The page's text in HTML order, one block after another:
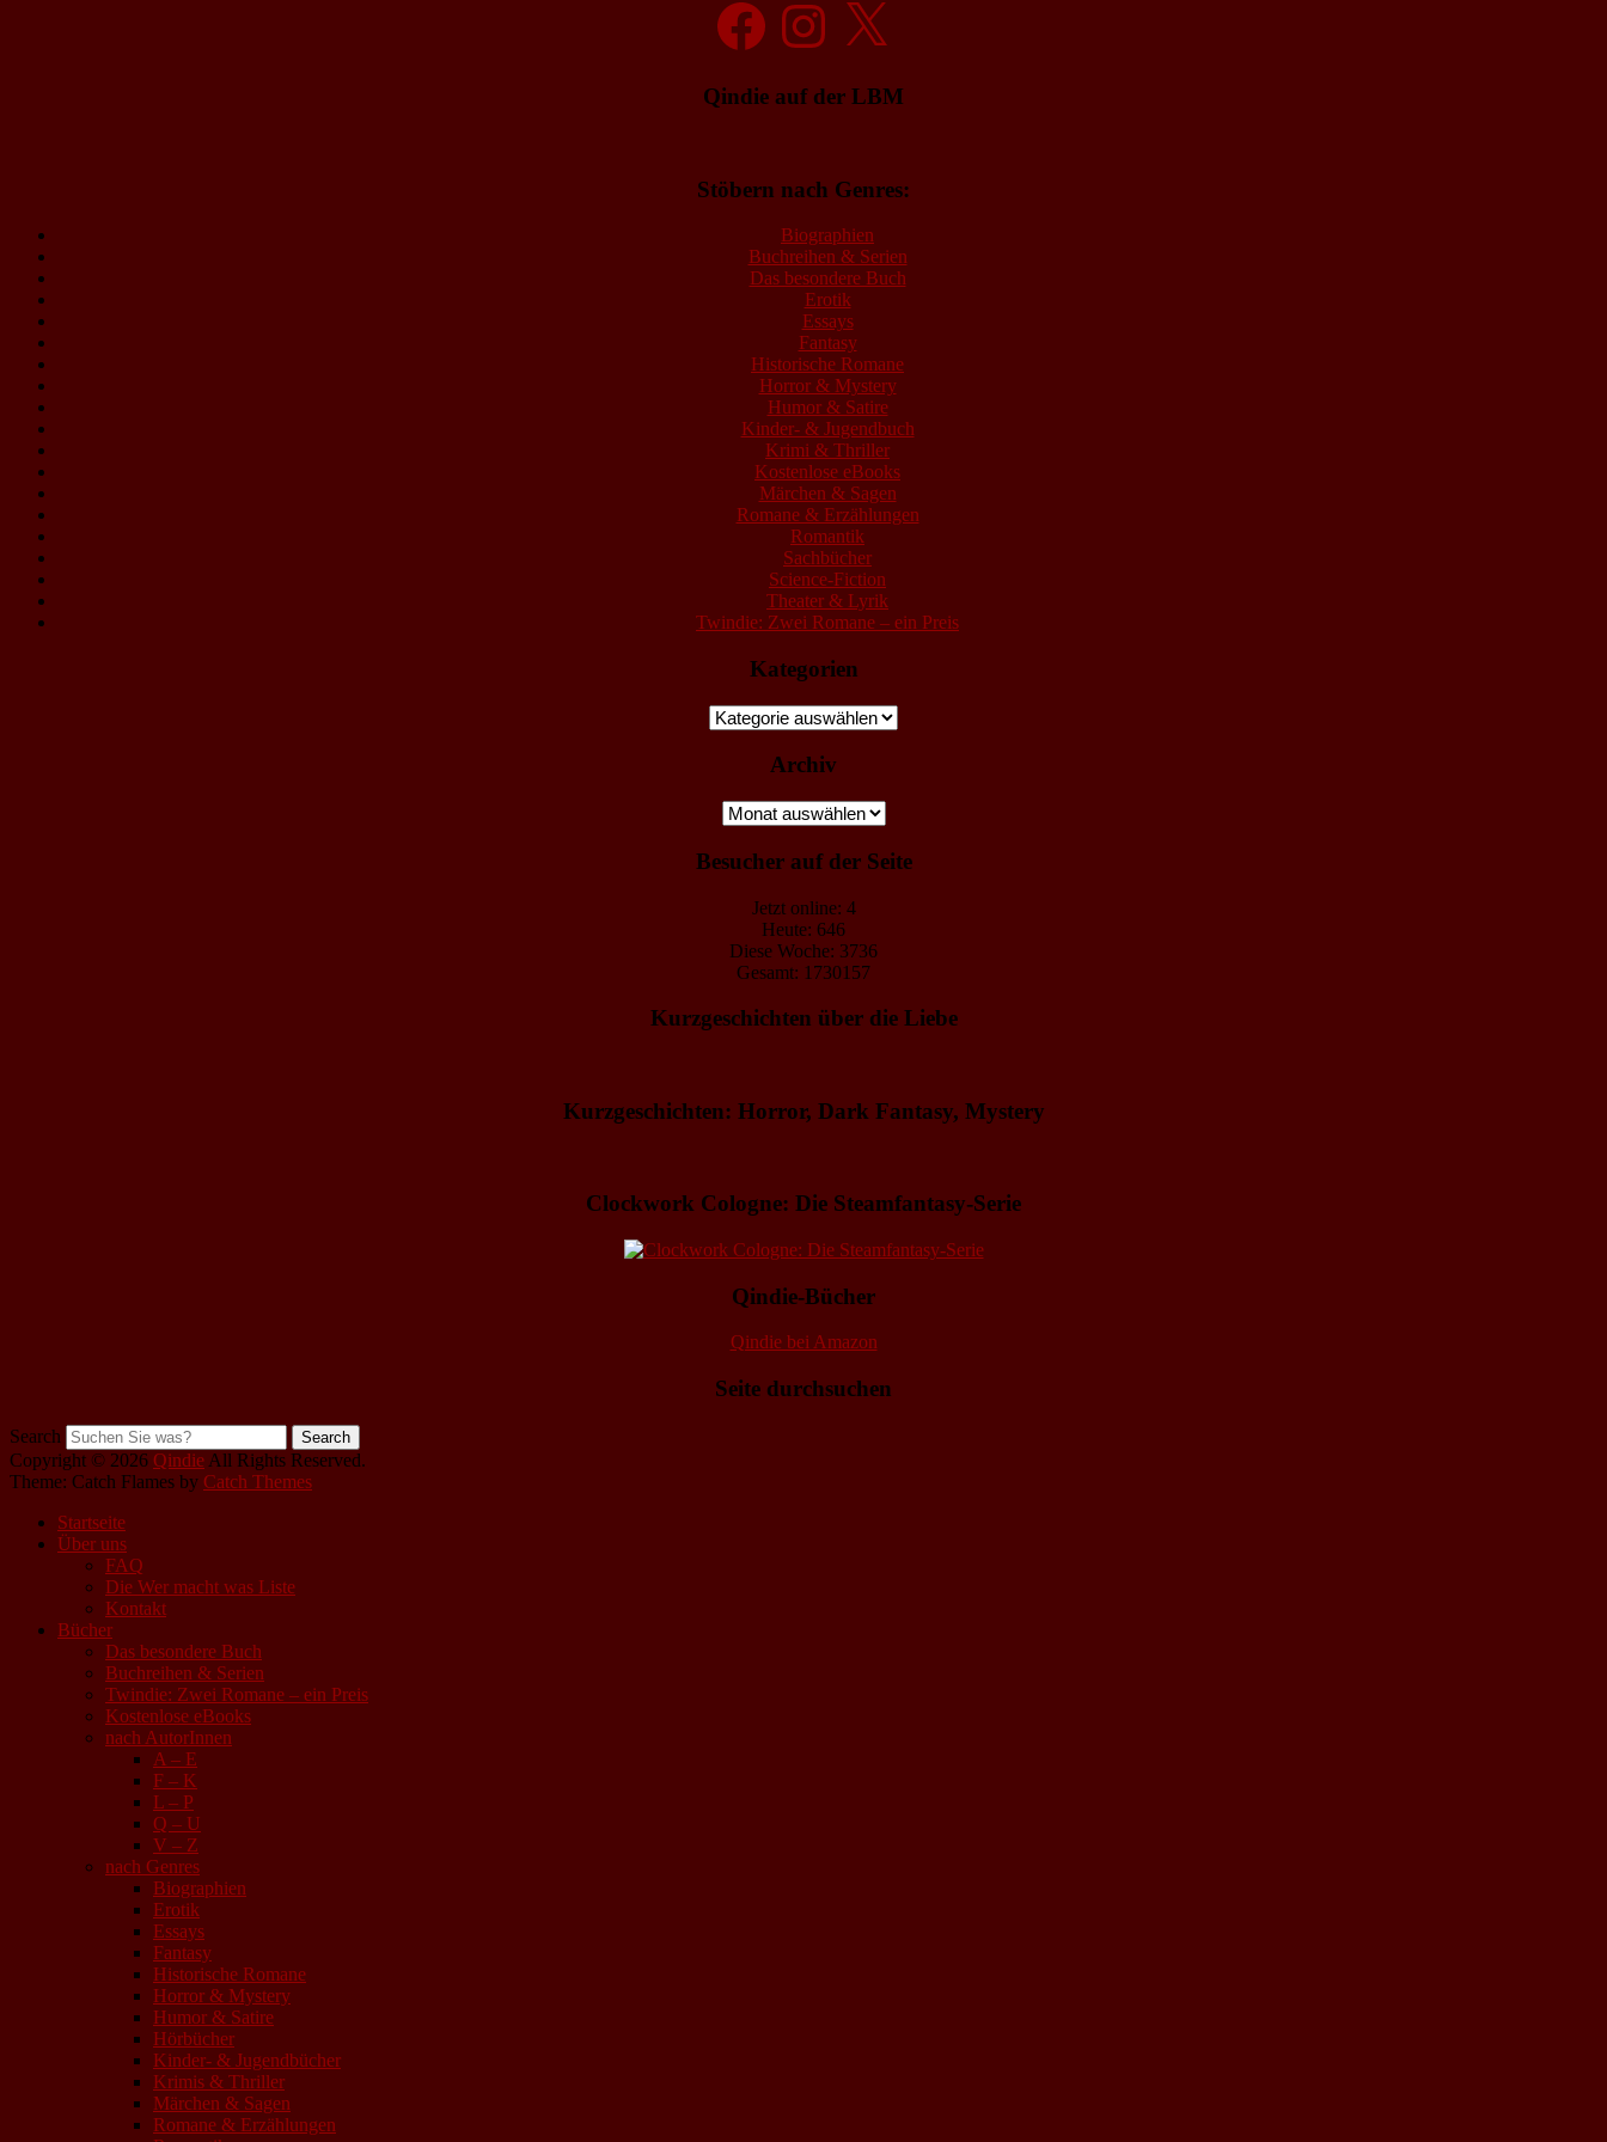
FacebookInstagramX
Qindie auf der LBM
Stöbern nach Genres:
Biographien
Buchreihen & Serien
Das besondere Buch
Erotik
Essays
Fantasy
Historische Romane
Horror & Mystery
Humor & Satire
Kinder- & Jugendbuch
Krimi & Thriller
Kostenlose eBooks
Märchen & Sagen
Romane & Erzählungen
Romantik
Sachbücher
Science-Fiction
Theater & Lyrik
Twindie: Zwei Romane – ein Preis
Kategorien
Kategorien
Archiv
Archiv
Besucher auf der Seite
Jetzt online: 4
Heute: 646
Diese Woche: 3736
Gesamt: 1730157
Kurzgeschichten über die Liebe
Kurzgeschichten: Horror, Dark Fantasy, Mystery
Clockwork Cologne: Die Steamfantasy-Serie
Qindie-Bücher
Qindie bei Amazon
Seite durchsuchen
Search
Copyright © 2026 Qindie All Rights Reserved.
Theme: Catch Flames by Catch Themes
Startseite
Über uns
FAQ
Die Wer macht was Liste
Kontakt
Bücher
Das besondere Buch
Buchreihen & Serien
Twindie: Zwei Romane – ein Preis
Kostenlose eBooks
nach AutorInnen
A – E
F – K
L – P
Q – U
V – Z
nach Genres
Biographien
Erotik
Essays
Fantasy
Historische Romane
Horror & Mystery
Humor & Satire
Hörbücher
Kinder- & Jugendbücher
Krimis & Thriller
Märchen & Sagen
Romane & Erzählungen